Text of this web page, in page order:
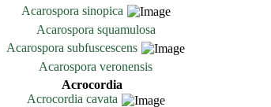
Acarospora sinopica
Acarospora squamulosa
Acarospora subfuscescens
Acarospora veronensis
Acrocordia
Acrocordia cavata